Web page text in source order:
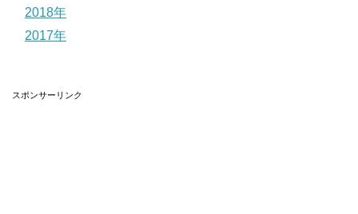
2018年
2017年
スポンサーリンク